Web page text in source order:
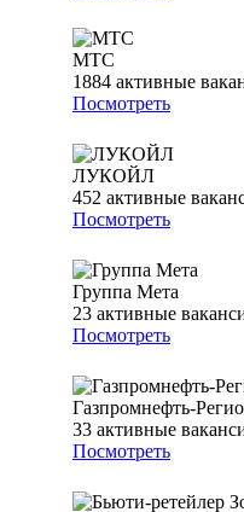
МТС
1884 активные
Посмотреть
ЛУКОЙЛ
452 активные
Посмотреть
Группа Мета
23 активные
Посмотреть
Газпромнефть-
33 активные
Посмотреть